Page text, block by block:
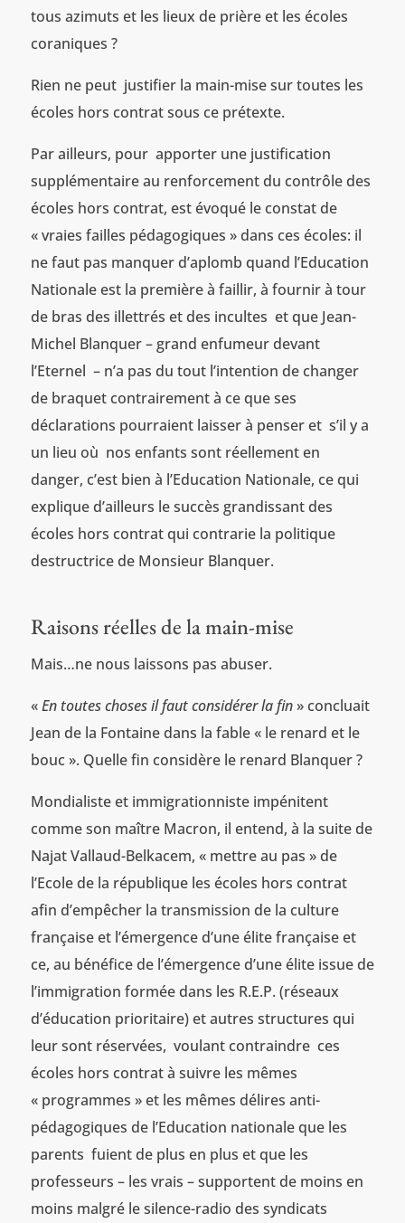
tous azimuts et les lieux de prière et les écoles
coraniques ?
Rien ne peut justifier la main-mise sur toutes les
écoles hors contrat sous ce prétexte.
Par ailleurs, pour apporter une justification
supplémentaire au renforcement du contrôle des
écoles hors contrat, est évoqué le constat de
« vraies failles pédagogiques » dans ces écoles: il
ne faut pas manquer d’aplomb quand l’Education
Nationale est la première à faillir, à fournir à tour
de bras des illettrés et des incultes et que Jean-
Michel Blanquer – grand enfumeur devant
l’Eternel – n’a pas du tout l’intention de changer
de braquet contrairement à ce que ses
déclarations pourraient laisser à penser et s’il y a
un lieu où nos enfants sont réellement en
danger, c’est bien à l’Education Nationale, ce qui
explique d’ailleurs le succès grandissant des
écoles hors contrat qui contrarie la politique
destructrice de Monsieur Blanquer.
Raisons réelles de la main-mise
Mais…ne nous laissons pas abuser.
«En toutes choses il faut considérer la fin» concluait
Jean de la Fontaine dans la fable « le renard et le
bouc ». Quelle fin considère le renard Blanquer ?
Mondialiste et immigrationniste impénitent
comme son maître Macron, il entend, à la suite de
Najat Vallaud-Belkacem, « mettre au pas » de
l’Ecole de la république les écoles hors contrat
afin d’empêcher la transmission de la culture
française et l’émergence d’une élite française et
ce, au bénéfice de l’émergence d’une élite issue de
l’immigration formée dans les R.E.P. (réseaux
d’éducation prioritaire) et autres structures qui
leur sont réservées, voulant contraindre ces
écoles hors contrat à suivre les mêmes
« programmes » et les mêmes délires anti-
pédagogiques de l’Education nationale que les
parents fuient de plus en plus et que les
professeurs – les vrais – supportent de moins en
moins malgré le silence-radio des syndicats